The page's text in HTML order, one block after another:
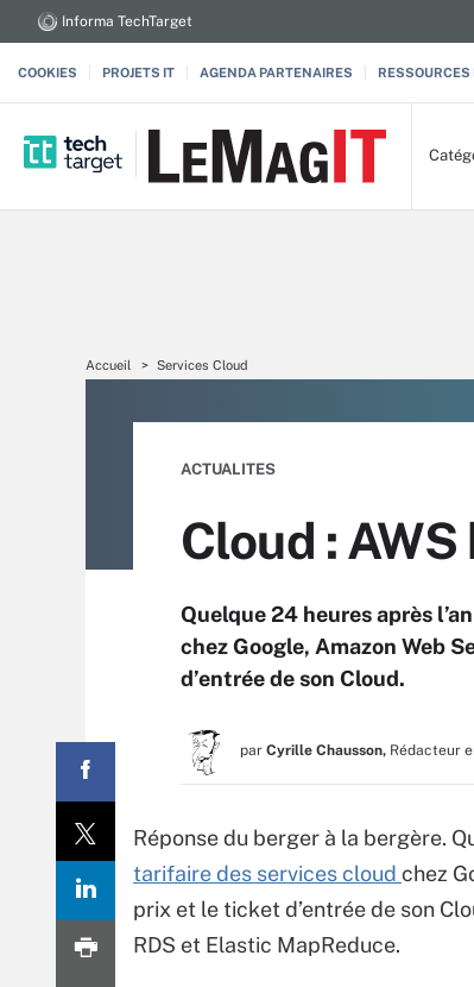
Informa TechTarget
COOKIES PROJETS IT AGENDA PARTENAIRES RESSOURCES
Accueil Services Cloud
ACTUALITES
Cloud :
Quelque 24 heures après
chez Google, Amazon Web
d’entrée de son Cloud.
par Cyrille Chausson, Rédacteur
Réponse du berger à la bergère.
tarifaire des services cloud chez
prix et le ticket d’entrée de son
RDS et Elastic MapReduce.